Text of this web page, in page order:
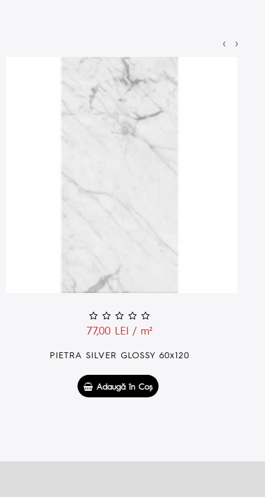
77,00 LEI / m²
PIETRA ORO POLISHED 60x120
Adaugă în Coş
‹ ›